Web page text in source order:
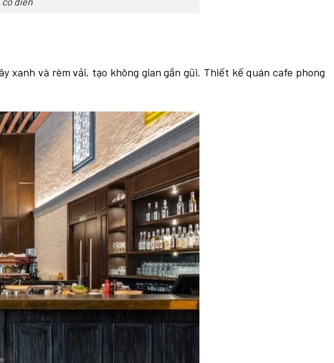
và rèm vải, tạo không gian gần gũi. Thiết kế quán cafe phong